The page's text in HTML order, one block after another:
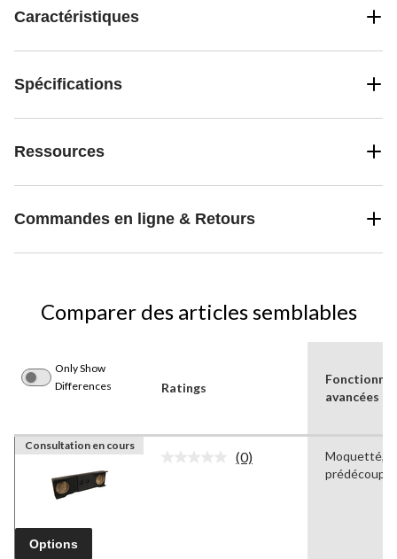
et de s'intégrer proprement à votre véhicule sans trop ressortir.
Caractéristiques
Spécifications
Ressources
Commandes en ligne & Retours
Comparer des articles semblables
Only Show
Differences
Ratings
avancées
Consultation en cours
Options
Aucune
(0)
Moquetté,
prédécoupé